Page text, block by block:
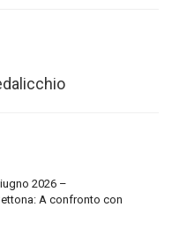
2026 –
A confronto con